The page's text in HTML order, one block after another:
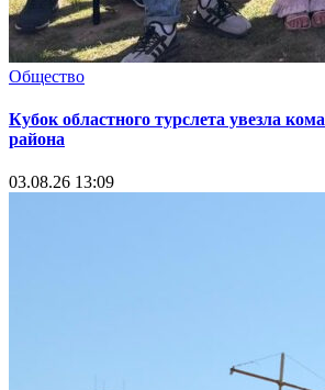
Общество
Кубок областного турслета увезла
района
03.08.26 13:09